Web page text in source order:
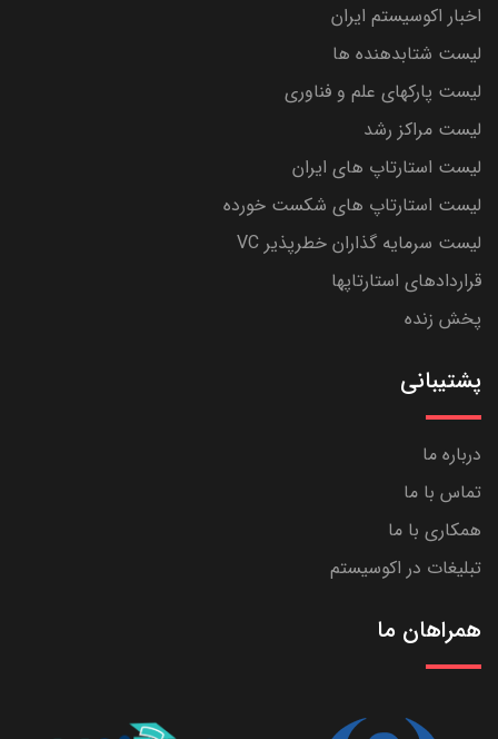
اخبار اکوسیستم ایران
لیست شتابدهنده ها
لیست پارکهای علم و فناوری
لیست مراکز رشد
لیست استارتاپ های ایران
لیست استارتاپ های شکست خورده
لیست سرمایه گذاران خطرپذیر VC
قراردادهای استارتاپها
پخش زنده
پشتیبانی
درباره ما
تماس با ما
همکاری با ما
تبلیغات در اکوسیستم
همراهان ما